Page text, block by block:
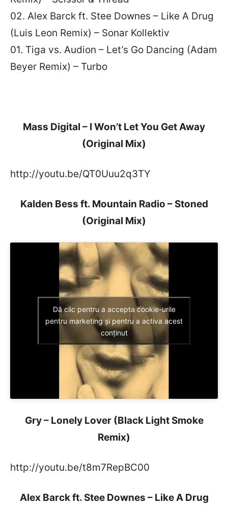
02. Alex Barck ft. Stee Downes – Like A Drug
(Luis Leon Remix) – Sonar Kollektiv
01. Tiga vs. Audion – Let’s Go Dancing (Adam
Beyer Remix) – Turbo
Mass Digital – I Won’t Let You Get Away
(Original Mix)
http://youtu.be/QT0Uuu2q3TY
Kalden Bess ft. Mountain Radio – Stoned
(Original Mix)
Dă clic pentru a accepta cookie-urile
pentru marketing și pentru a activa acest
conținut
Gry – Lonely Lover (Black Light Smoke
Remix)
http://youtu.be/t8m7RepBC00
Alex Barck ft. Stee Downes – Like A Drug